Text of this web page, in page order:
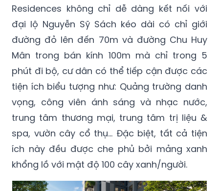
Residences không chỉ dễ dàng kết nối với
đại lộ Nguyễn Sỹ Sách kéo dài có chỉ giới
đường đỏ lên đến 70m và đường Chu Huy
Mân trong bán kính 100m mà chỉ trong 5
phút đi bộ, cư dân có thể tiếp cận được các
tiện ích biểu tượng như: Quảng trường danh
vọng, công viên ánh sáng và nhạc nước,
trung tâm thương mại, trung tâm trị liệu &
spa, vườn cây cổ thụ… Đặc biệt, tất cả tiện
ích này đều được che phủ bởi mảng xanh
khổng lồ với mật độ 100 cây xanh/người.